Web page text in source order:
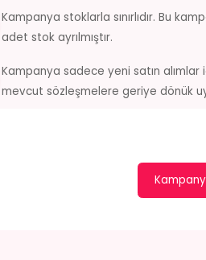
Kampanya stoklarla sınırlıdır. Bu
adet stok ayrılmıştır.
Kampanya sadece yeni satın alımlar
mevcut sözleşmelere geriye dönük